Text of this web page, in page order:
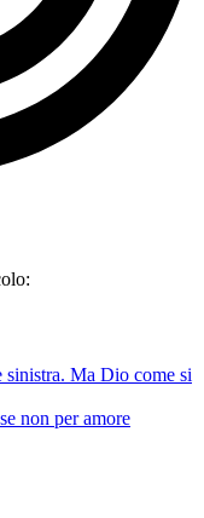
sinistra. Ma Dio come si
non per amore